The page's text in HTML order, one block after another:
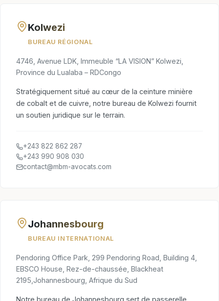
Kolwezi
BUREAU RÉGIONAL
4746, Avenue LDK, Immeuble “LA VISION” Kolwezi,
Province du Lualaba – RDCongo
Stratégiquement situé au cœur de la ceinture minière
de cobalt et de cuivre, notre bureau de Kolwezi fournit
un soutien juridique sur le terrain.
+243 822 862 287
+243 990 908 030
contact@mbm-avocats.com
Johannesbourg
BUREAU INTERNATIONAL
Pendoring Office Park, 299 Pendoring Road, Building 4,
EBSCO House, Rez-de-chaussée, Blackheat
2195,Johannesbourg, Afrique du Sud
Notre bureau de Johannesbourg sert de passerelle